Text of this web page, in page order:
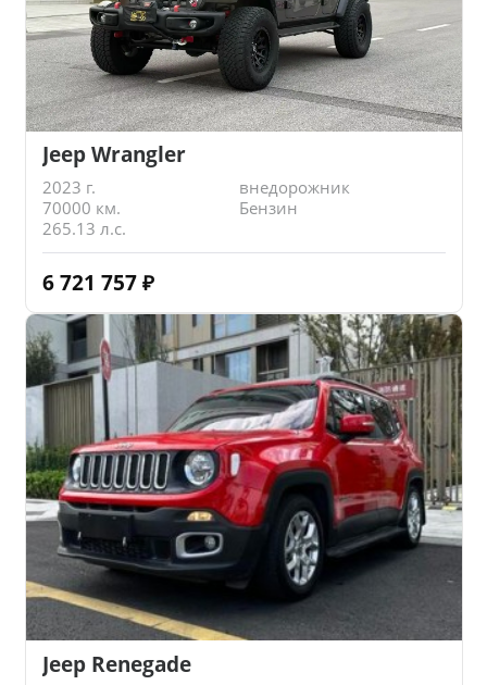
Jeep Wrangler
2023 г.
внедорожник
70000 км.
Бензин
265.13 л.с.
6 721 757 ₽
Jeep Renegade